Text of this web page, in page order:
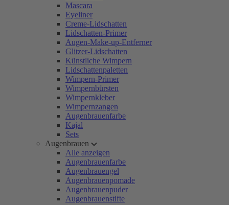
Mascara
Eyeliner
Creme-Lidschatten
Lidschatten-Primer
Augen-Make-up-Entferner
Glitzer-Lidschatten
Künstliche Wimpern
Lidschattenpaletten
Wimpern-Primer
Wimpernbürsten
Wimpernkleber
Wimpernzangen
Augenbrauenfarbe
Kajal
Sets
Augenbrauen
Alle anzeigen
Augenbrauenfarbe
Augenbrauengel
Augenbrauenpomade
Augenbrauenpuder
Augenbrauenstifte